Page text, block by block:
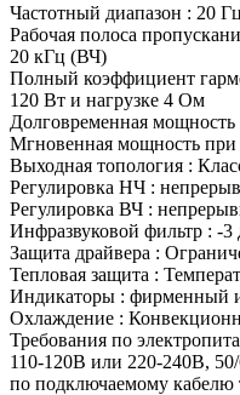
Частотный диапазон : 20
Рабочая полоса
20 кГц (ВЧ)
Полный коэффициент
120 Вт и нагрузке 4 Ом
Долговременная
Мгновенная мощность
Выходная топология :
Регулировка НЧ :
Регулировка ВЧ :
Инфразвуковой фильтр : -3
Защита драйвера :
Тепловая защита :
Индикаторы : фирменный
Охлаждение :
Требования по
110-120В или 220-240В,
по подключаемому кабелю